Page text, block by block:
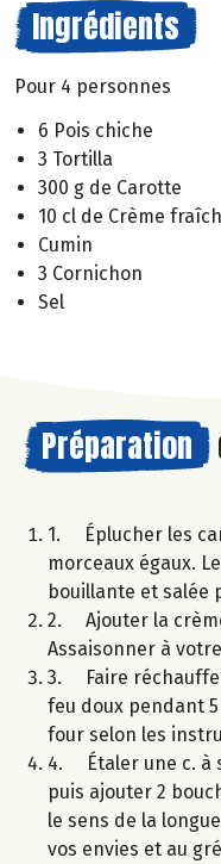
Ingrédients
Pour 4 personnes
6 Pois chiche
3 Tortilla
300 g de Carotte
10 cl de Crème
Cumin
3 Cornichon
Sel
Préparation
1. Éplucher les
morceaux égaux.
bouillante et salée
2. Ajouter la
Assaisonner à
3. Faire
feu doux pendant
four selon les
4. Étaler une c. à
puis ajouter 2
le sens de la
vos envies et au